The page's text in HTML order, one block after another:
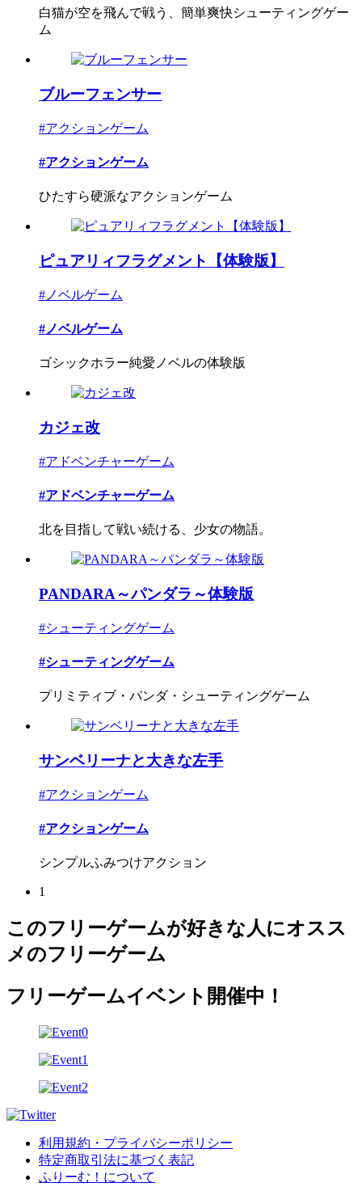
白猫が空を飛んで戦う、簡単爽快シューティングゲー
ム
ブルーフェンサー
#アクションゲーム
#アクションゲーム
ひたすら硬派なアクションゲーム
ピュアリィフラグメント【体験版】
#ノベルゲーム
#ノベルゲーム
ゴシックホラー純愛ノベルの体験版
カジェ改
#アドベンチャーゲーム
#アドベンチャーゲーム
北を目指して戦い続ける、少女の物語。
PANDARA～パンダラ～体験版
#シューティングゲーム
#シューティングゲーム
プリミティブ・パンダ・シューティングゲーム
サンベリーナと大きな左手
#アクションゲーム
#アクションゲーム
シンプルふみつけアクション
1
このフリーゲームが好きな人にオスス
メのフリーゲーム
フリーゲームイベント開催中！
利用規約・プライバシーポリシー
特定商取引法に基づく表記
ふりーむ！について